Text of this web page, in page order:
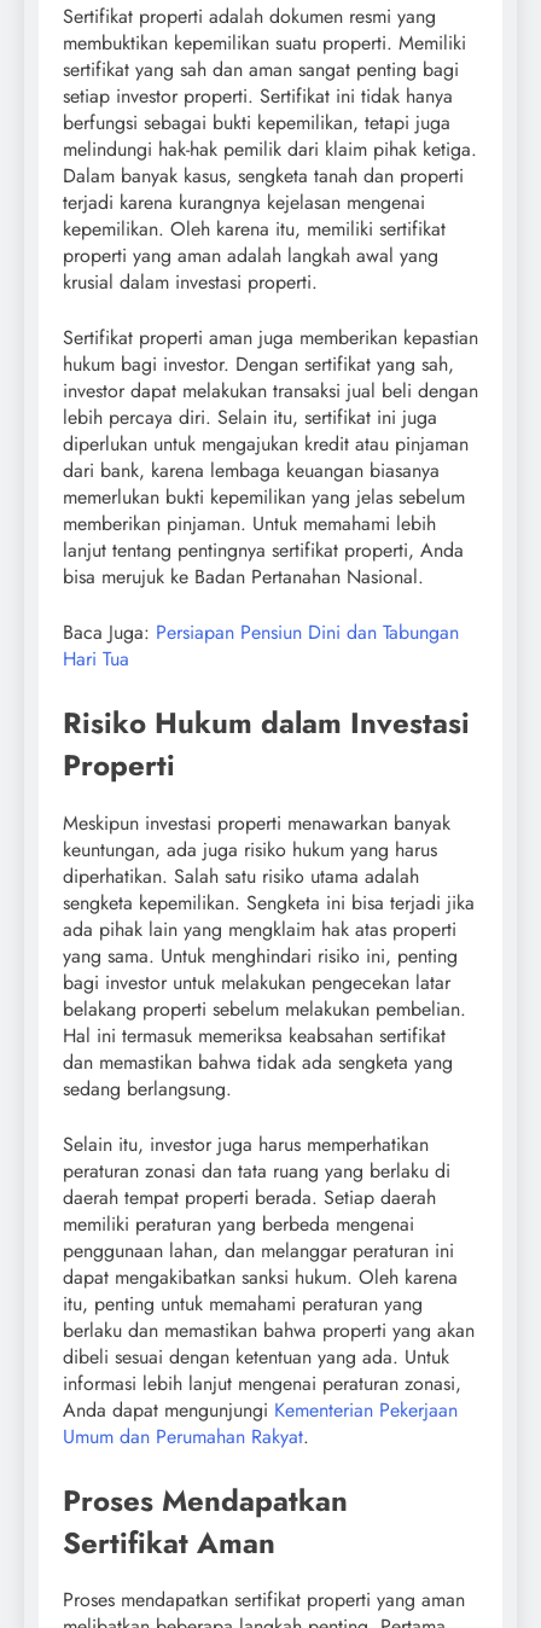
Sertifikat properti adalah dokumen resmi yang
membuktikan kepemilikan suatu properti. Memiliki
sertifikat yang sah dan aman sangat penting bagi
setiap investor properti. Sertifikat ini tidak hanya
berfungsi sebagai bukti kepemilikan, tetapi juga
melindungi hak-hak pemilik dari klaim pihak ketiga.
Dalam banyak kasus, sengketa tanah dan properti
terjadi karena kurangnya kejelasan mengenai
kepemilikan. Oleh karena itu, memiliki sertifikat
properti yang aman adalah langkah awal yang
krusial dalam investasi properti.
Sertifikat properti aman juga memberikan kepastian
hukum bagi investor. Dengan sertifikat yang sah,
investor dapat melakukan transaksi jual beli dengan
lebih percaya diri. Selain itu, sertifikat ini juga
diperlukan untuk mengajukan kredit atau pinjaman
dari bank, karena lembaga keuangan biasanya
memerlukan bukti kepemilikan yang jelas sebelum
memberikan pinjaman. Untuk memahami lebih
lanjut tentang pentingnya sertifikat properti, Anda
bisa merujuk ke Badan Pertanahan Nasional.
Baca Juga: Persiapan Pensiun Dini dan Tabungan
Hari Tua
Risiko Hukum dalam Investasi
Properti
Meskipun investasi properti menawarkan banyak
keuntungan, ada juga risiko hukum yang harus
diperhatikan. Salah satu risiko utama adalah
sengketa kepemilikan. Sengketa ini bisa terjadi jika
ada pihak lain yang mengklaim hak atas properti
yang sama. Untuk menghindari risiko ini, penting
bagi investor untuk melakukan pengecekan latar
belakang properti sebelum melakukan pembelian.
Hal ini termasuk memeriksa keabsahan sertifikat
dan memastikan bahwa tidak ada sengketa yang
sedang berlangsung.
Selain itu, investor juga harus memperhatikan
peraturan zonasi dan tata ruang yang berlaku di
daerah tempat properti berada. Setiap daerah
memiliki peraturan yang berbeda mengenai
penggunaan lahan, dan melanggar peraturan ini
dapat mengakibatkan sanksi hukum. Oleh karena
itu, penting untuk memahami peraturan yang
berlaku dan memastikan bahwa properti yang akan
dibeli sesuai dengan ketentuan yang ada. Untuk
informasi lebih lanjut mengenai peraturan zonasi,
Anda dapat mengunjungi Kementerian Pekerjaan
Umum dan Perumahan Rakyat.
Proses Mendapatkan
Sertifikat Aman
Proses mendapatkan sertifikat properti yang aman